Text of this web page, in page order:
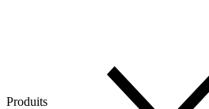
Produits